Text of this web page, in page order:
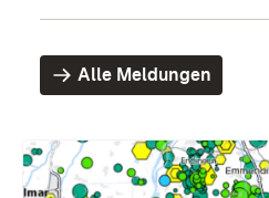
Alle Meldungen